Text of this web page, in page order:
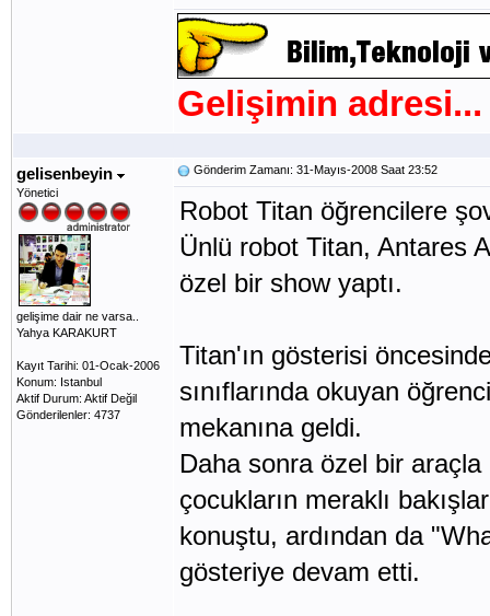
Gelişimin adresi...
gelisenbeyin
Yönetici
gelişime dair ne varsa..
Yahya KARAKURT
Kayıt Tarihi: 01-Ocak-2006
Konum: Istanbul
Aktif Durum: Aktif Değil
Gönderilenler: 4737
Gönderim Zamanı: 31-Mayıs-2008 Saat 23:52
Robot Titan öğrencilere
Ünlü robot Titan, Antares
özel bir show yaptı.
Titan'ın gösterisi
sınıflarında okuyan
mekanına geldi.
Daha sonra özel bir
çocukların meraklı
konuştu, ardından da
gösteriye devam etti.